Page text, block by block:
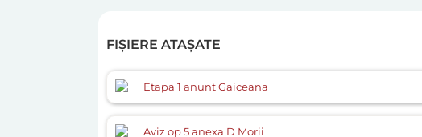
FIȘIERE ATAȘATE
Etapa 1 anunt Gaiceana
Aviz op 5 anexa D Morii